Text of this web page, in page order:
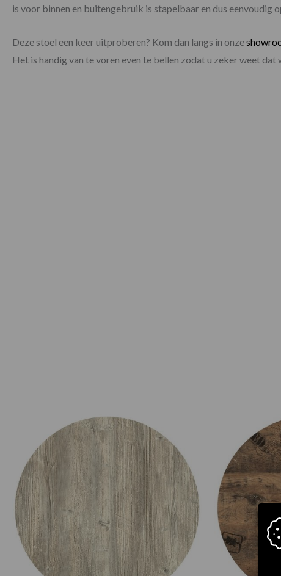
is voor binnen en buitengebruik is stapelbaar en dus eenvoudig
Deze stoel een keer uitproberen? Kom dan langs in onze
Het is handig van te voren even te bellen zodat u zeker weet dat
€165.00